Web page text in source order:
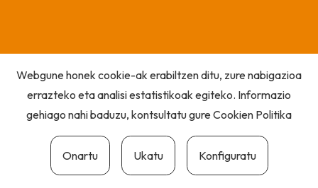
Webgune honek cookie-ak erabiltzen ditu, zure nabigazioa
errazteko eta analisi estatistikoak egiteko. Informazio
gehiago nahi baduzu, kontsultatu gureCookien Politika
Onartu Ukatu Konfiguratu